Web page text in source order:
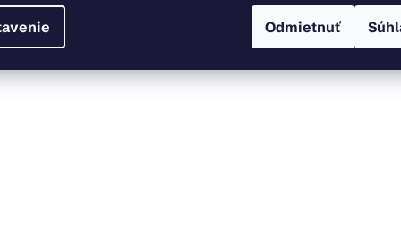
Odmietnuť